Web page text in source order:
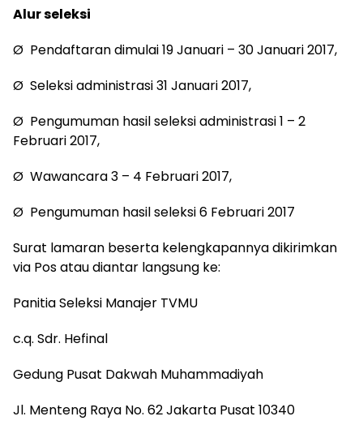
Alur seleksi
Ø Pendaftaran dimulai 19 Januari – 30 Januari 2017,
Ø Seleksi administrasi 31 Januari 2017,
Ø Pengumuman hasil seleksi administrasi 1 – 2
Februari 2017,
Ø Wawancara 3 – 4 Februari 2017,
Ø Pengumuman hasil seleksi 6 Februari 2017
Surat lamaran beserta kelengkapannya dikirimkan
via Pos atau diantar langsung ke:
Panitia Seleksi Manajer TVMU
c.q. Sdr. Hefinal
Gedung Pusat Dakwah Muhammadiyah
Jl. Menteng Raya No. 62 Jakarta Pusat 10340